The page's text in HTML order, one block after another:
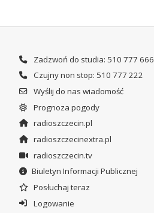
Zadzwoń do studia: 510 777 666
Czujny non stop: 510 777 222
Wyślij do nas wiadomość
Prognoza pogody
radioszczecin.pl
radioszczecinextra.pl
radioszczecin.tv
Biuletyn Informacji Publicznej
Posłuchaj teraz
Logowanie